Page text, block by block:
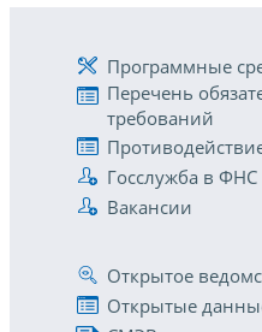
Программные
Перечень
требований
Госслужба в ФНС
Вакансии
Открытое
Открытые